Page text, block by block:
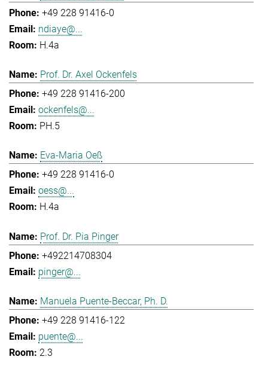
+49 228 91416-0
ndiaye@...
H.4a
Prof. Dr. Axel Ockenfels
+49 228 91416-200
ockenfels@...
PH.5
Eva-Maria Oeß
+49 228 91416-0
oess@...
H.4a
Prof. Dr. Pia Pinger
+492214708304
pinger@...
Manuela Puente-Beccar, Ph. D.
+49 228 91416-122
puente@...
2.3